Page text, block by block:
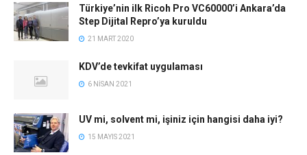
Türkiye’nin ilk Ricoh Pro VC60000’i Ankara’da
Step Dijital Repro’ya kuruldu
21 MART 2020
KDV’de tevkifat uygulaması
6 NISAN 2021
UV mi, solvent mi, işiniz için hangisi daha iyi?
15 MAYIS 2021